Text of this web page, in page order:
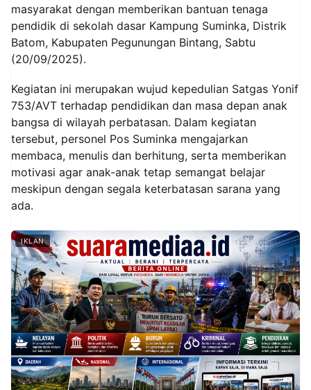
masyarakat dengan memberikan bantuan tenaga
pendidik di sekolah dasar Kampung Suminka, Distrik
Batom, Kabupaten Pegunungan Bintang, Sabtu
(20/09/2025).
Kegiatan ini merupakan wujud kepedulian Satgas Yonif
753/AVT terhadap pendidikan dan masa depan anak
bangsa di wilayah perbatasan. Dalam kegiatan
tersebut, personel Pos Suminka mengajarkan
membaca, menulis dan berhitung, serta memberikan
motivasi agar anak-anak tetap semangat belajar
meskipun dengan segala keterbatasan sarana yang
ada.
IKLAN